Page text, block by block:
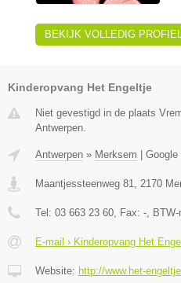
BEKIJK VOLLEDIG
Kinderopvang Het Engeltje
Niet gevestigd in de plaats
Antwerpen.
Antwerpen » Merksem Google
Maantjessteenweg 81, 2170
Tel: 03 663 23 60, Fax: -, BTW-
E-mail › Kinderopvang Het
Website: http://www.het-